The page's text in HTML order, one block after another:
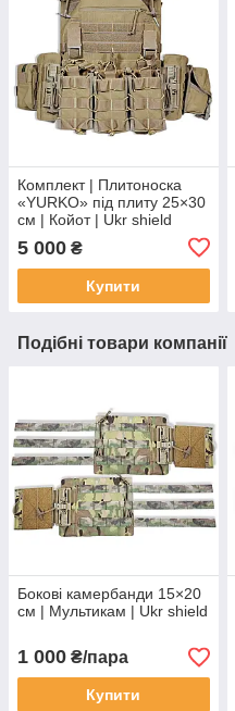
Комплект | Плитоноска
«YURKO» під плиту 25×30
см | Койот | Ukr shield
5 000 ₴
Купити
Подібні товари компанії
Бокові камербанди 15×20
см | Мультикам | Ukr shield
1 000 ₴/пара
Купити